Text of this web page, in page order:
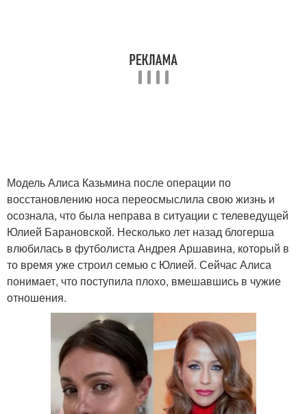
Модель Алиса Казьмина после операции по
восстановлению носа переосмыслила свою жизнь и
осознала, что была неправа в ситуации с телеведущей
Юлией Барановской. Несколько лет назад блогерша
влюбилась в футболиста Андрея Аршавина, который в
то время уже строил семью с Юлией. Сейчас Алиса
понимает, что поступила плохо, вмешавшись в чужие
отношения.